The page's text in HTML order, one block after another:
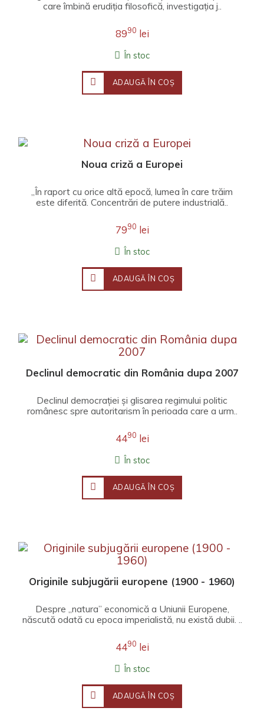
care îmbină erudiția filosofică, investigația j..
8990 lei
În stoc
ADAUGĂ ÎN COŞ
Noua criză a Europei
„În raport cu orice altă epocă, lumea în care trăim
este diferită. Concentrări de putere industrială..
7990 lei
În stoc
ADAUGĂ ÎN COŞ
Declinul democratic din România dupa 2007
Declinul democrației și glisarea regimului politic
românesc spre autoritarism în perioada care a urm..
4490 lei
În stoc
ADAUGĂ ÎN COŞ
Originile subjugării europene (1900 - 1960)
Despre „natura” economică a Uniunii Europene,
născută odată cu epoca imperialistă, nu există dubii. ..
4490 lei
În stoc
ADAUGĂ ÎN COŞ